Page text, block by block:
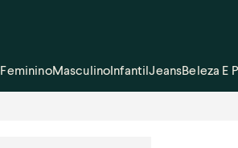
FemininoMasculinoInfantilJeansBeleza E